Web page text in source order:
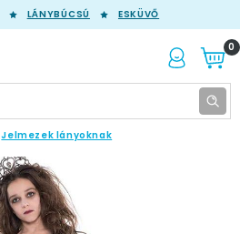
LÁNYBÚCSÚ ESKÜVŐ
0
Jelmezek lányoknak